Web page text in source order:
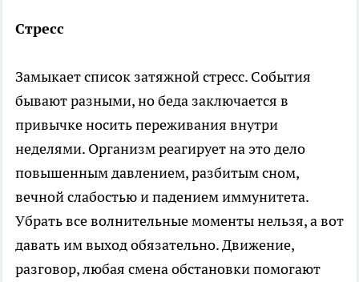
Стресс
Замыкает список затяжной стресс. События
бывают разными, но беда заключается в
привычке носить переживания внутри
неделями. Организм реагирует на это дело
повышенным давлением, разбитым сном,
вечной слабостью и падением иммунитета.
Убрать все волнительные моменты нельзя, а вот
давать им выход обязательно. Движение,
разговор, любая смена обстановки помогают